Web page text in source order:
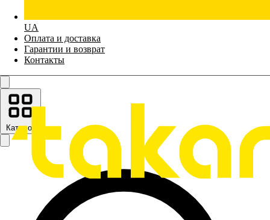
UA
Оплата и доставка
Гарантии и возврат
Контакты
Каталог